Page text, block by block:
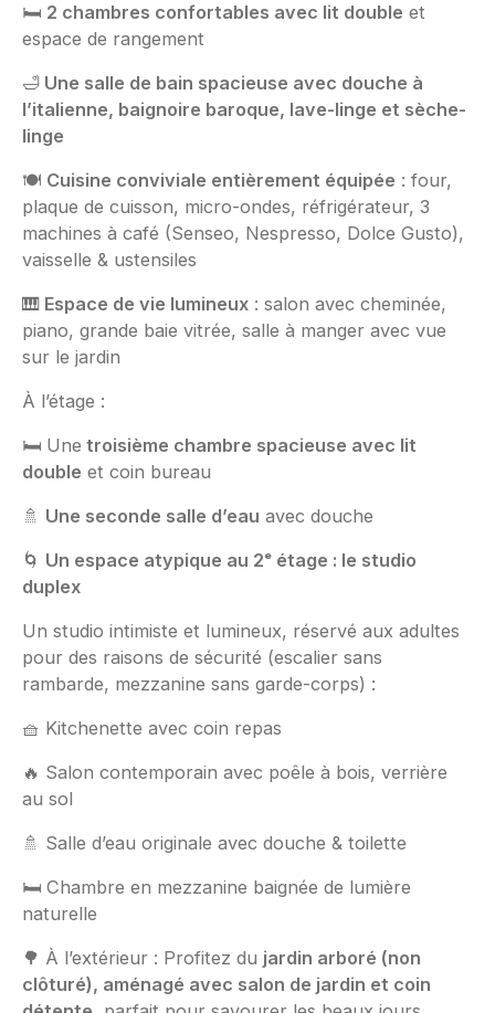
🛏️ 2 chambres confortables avec lit double et
espace de rangement
🛁 Une salle de bain spacieuse avec douche à
l’italienne, baignoire baroque, lave-linge et sèche-
linge
🍽️ Cuisine conviviale entièrement équipée : four,
plaque de cuisson, micro-ondes, réfrigérateur, 3
machines à café (Senseo, Nespresso, Dolce Gusto),
vaisselle & ustensiles
🎹 Espace de vie lumineux : salon avec cheminée,
piano, grande baie vitrée, salle à manger avec vue
sur le jardin
À l’étage :
🛏️ Une troisième chambre spacieuse avec lit
double et coin bureau
🚿 Une seconde salle d’eau avec douche
🌀 Un espace atypique au 2ᵉ étage : le studio
duplex
Un studio intimiste et lumineux, réservé aux adultes
pour des raisons de sécurité (escalier sans
rambarde, mezzanine sans garde-corps) :
🧺 Kitchenette avec coin repas
🔥 Salon contemporain avec poêle à bois, verrière
au sol
🚿 Salle d’eau originale avec douche & toilette
🛏️ Chambre en mezzanine baignée de lumière
naturelle
🌳 À l’extérieur : Profitez du jardin arboré (non
clôturé), aménagé avec salon de jardin et coin